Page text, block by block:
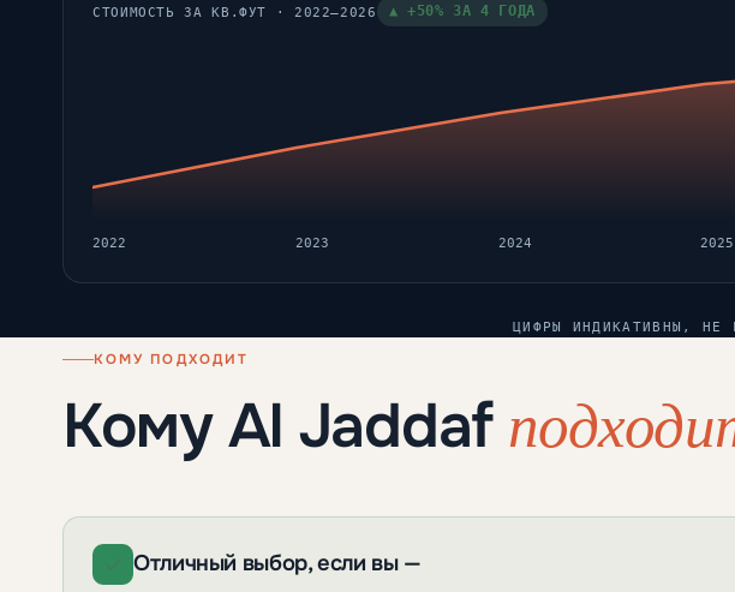
СТОИМОСТЬ ЗА КВ.ФУТ · 2022–2026 ▲ +50% ЗА 4 ГОДА
2022 2023 2024 2025
ЦИФРЫ ИНДИКАТИВНЫ, НЕ
КОМУ ПОДХОДИТ
Кому Al Jaddaf
Отличный выбор, если вы —